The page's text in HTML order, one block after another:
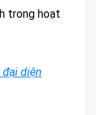
trong hoạt
diện